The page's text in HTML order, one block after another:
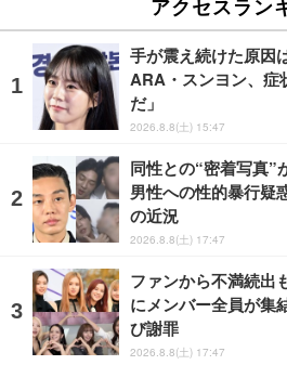
アクセスラン
手が震え続けた原因
ARA・スンヨン、症
だ」
2026.8.8(土) 15:47
同性との“密着写真”
男性への性的暴行疑
の近況
2026.8.8(土) 17:47
ファンから不満続
にメンバー全員が集
び謝罪
2026.8.8(土) 17:47